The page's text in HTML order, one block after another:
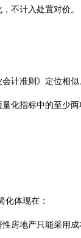
不计入处置对价。
计准则》定位相似
化指标中的至少两
化体现在：
房地产只能采用成